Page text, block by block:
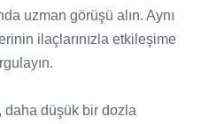
uzman görüşü alın. Aynı
ilaçlarınızla etkileşime
daha düşük bir dozla